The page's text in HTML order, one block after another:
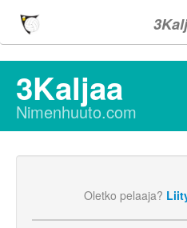
3Kaljaa
Nimenhuuto.com
Oletko pelaaja?